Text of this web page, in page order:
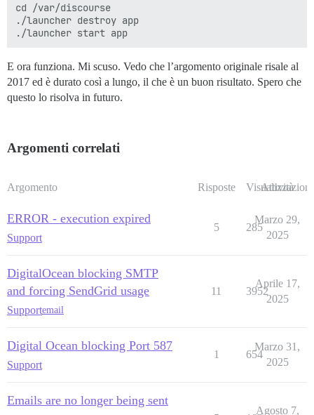
cd /var/discourse
./launcher destroy app
E ora funziona. Mi scuso. Vedo che l’argomento originale risale al
2017 ed è durato così a lungo, il che è un buon risultato. Spero che
questo lo risolva in futuro.
Argomenti correlati
Argomento Risposte Visualizzazioni
Attività
ERROR - execution expired
Support
5 285
Marzo 29,
2025
DigitalOcean blocking SMTP
and forcing SendGrid usage
Supportemail
11 3952
Aprile 17,
2025
Digital Ocean blocking Port 587
Support
1 654
Marzo 31,
2025
Emails are no longer being sent
Agosto 7,